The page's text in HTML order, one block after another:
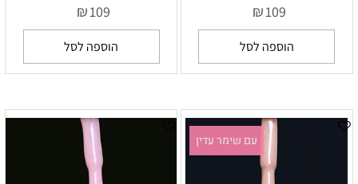
₪109
הוספה לסל
₪109
הוספה לסל
עם שימר עדין